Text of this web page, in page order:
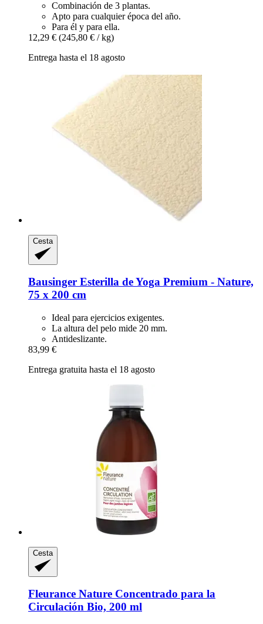
Combinación de 3 plantas.
Apto para cualquier época del año.
Para él y para ella.
12,29 € (245,80 € / kg)
Entrega hasta el 18 agosto
Cesta
Bausinger Esterilla de Yoga Premium -​ Nature,
75 x 200 cm
Ideal para ejercicios exigentes.
La altura del pelo mide 20 mm.
Antideslizante.
83,99 €
Entrega gratuita hasta el 18 agosto
Cesta
Fleurance Nature Concentrado para la
Circulación Bio, 200 ml